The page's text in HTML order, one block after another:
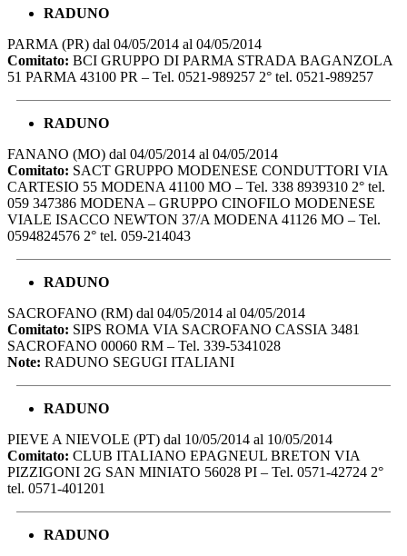
RADUNO
PARMA (PR) dal 04/05/2014 al 04/05/2014
Comitato: BCI GRUPPO DI PARMA STRADA BAGANZOLA
51 PARMA 43100 PR – Tel. 0521-989257 2° tel. 0521-989257
RADUNO
FANANO (MO) dal 04/05/2014 al 04/05/2014
Comitato: SACT GRUPPO MODENESE CONDUTTORI VIA
CARTESIO 55 MODENA 41100 MO – Tel. 338 8939310 2° tel.
059 347386 MODENA – GRUPPO CINOFILO MODENESE
VIALE ISACCO NEWTON 37/A MODENA 41126 MO – Tel.
0594824576 2° tel. 059-214043
RADUNO
SACROFANO (RM) dal 04/05/2014 al 04/05/2014
Comitato: SIPS ROMA VIA SACROFANO CASSIA 3481
SACROFANO 00060 RM – Tel. 339-5341028
Note: RADUNO SEGUGI ITALIANI
RADUNO
PIEVE A NIEVOLE (PT) dal 10/05/2014 al 10/05/2014
Comitato: CLUB ITALIANO EPAGNEUL BRETON VIA
PIZZIGONI 2G SAN MINIATO 56028 PI – Tel. 0571-42724 2°
tel. 0571-401201
RADUNO